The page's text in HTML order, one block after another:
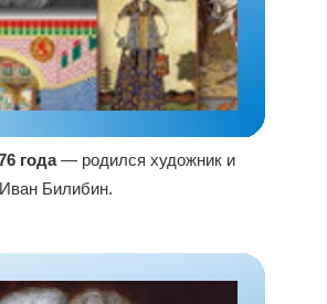
года— родился художник и
Билибин.